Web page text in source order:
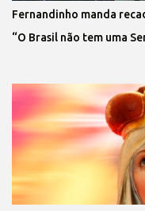
Fernandinho manda
“O Brasil não tem uma